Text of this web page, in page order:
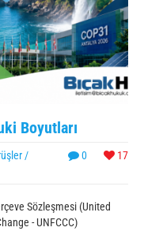
Boyutları
0 17
/
Sözleşmesi (United
- UNFCCC)